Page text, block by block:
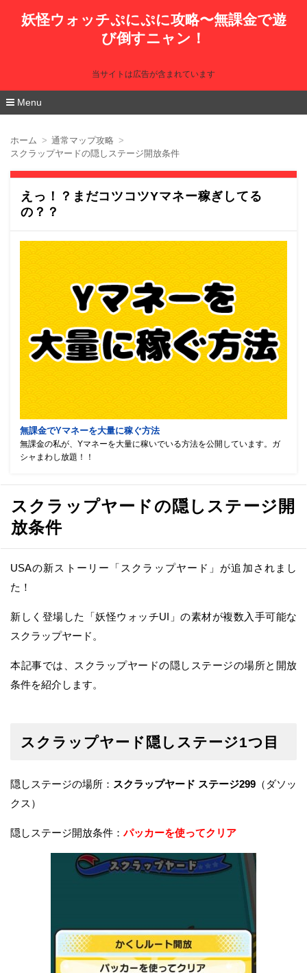
妖怪ウォッチぷにぷに攻略〜無課金で遊
び倒すニャン！
当サイトは広告が含まれています
Menu
ホーム
通常マップ攻略
スクラップヤードの隠しステージ開放条件
えっ！？まだコツコツYマネー稼ぎしてる
の？？
無課金でYマネーを大量に稼ぐ方法
無課金の私が、Yマネーを大量に稼いでいる方法を公開しています。ガ
シャまわし放題！！
スクラップヤードの隠しステージ開
放条件
USAの新ストーリー「スクラップヤード」が追加されまし
た！
新しく登場した「妖怪ウォッチUI」の素材が複数入手可能な
スクラップヤード。
本記事では、スクラップヤードの隠しステージの場所と開放
条件を紹介します。
スクラップヤード隠しステージ1つ目
隠しステージの場所： スクラップヤード ステージ299 （ダソッ
クス）
隠しステージ開放条件：パッカーを使ってクリア